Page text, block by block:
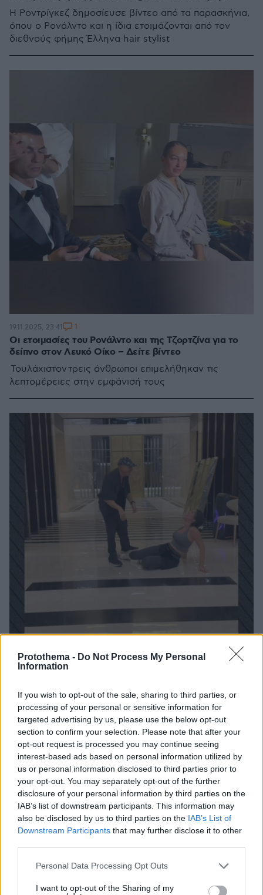
Protothema - Do Not Process My Personal
Information
If you wish to opt-out of the sale, sharing to third parties, or
processing of your personal or sensitive information for
targeted advertising by us, please use the below opt-out
section to confirm your selection. Please note that after your
opt-out request is processed you may continue seeing
interest-based ads based on personal information utilized by
us or personal information disclosed to third parties prior to
your opt-out. You may separately opt-out of the further
disclosure of your personal information by third parties on the
IAB’s list of downstream participants. This information may
also be disclosed by us to third parties on the IAB’s List of
Downstream Participants that may further disclose it to other
Please note that this website/app uses one or more Google
not limited to your visit or usage behaviour. You may click to
Personal Data Processing Opt Outs
I want to opt-out of the Sharing of my
Η Ροντρίγκεζ δημοσίευσε βίντεο από τα παρασκήνια,
όπου ο Ρονάλντο και η ίδια ετοιμάζονται από τον
διεθνούς φήμης Έλληνα hair stylist
Οι ετοιμασίες του Ρονάλντο και της Τζορτζίνα για το
δείπνο στον Λευκό Οίκο – Δείτε βίντεο
Τουλάχιστον τρεις άνθρωποι επιμελήθηκαν τις
λεπτομέρειες στην εμφάνισή τους
19.11.2025, 23:41 1
να σκοντάφτει ενώ χορεύει - Συγκέντρωσε ένα εκατ.
views σε λίγες ώρες
Το βίντεο έφτασε τις 1.000.000 προβολές μέσα σε
μόλις τέσσερις ώρες
09.11.2025, 10:07